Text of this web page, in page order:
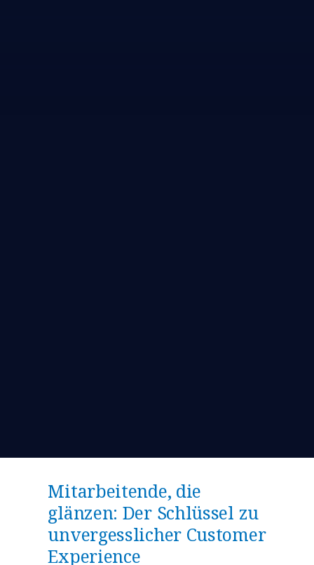
Mitarbeitende, die
glänzen: Der Schlüssel zu
unvergesslicher Customer
Experience